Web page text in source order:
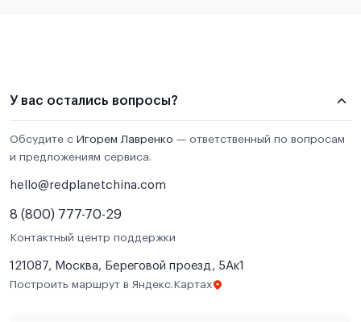
У вас остались вопросы?
Обсудите с Игорем Лавренко — ответственный по вопросам
и предложениям сервиса.
hello@redplanetchina.com
8 (800) 777-70-29
Контактный центр поддержки
121087, Москва, Береговой проезд, 5Ак1
Построить маршрут в Яндекс.Картах